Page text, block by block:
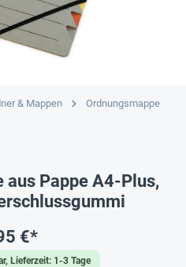
& Mappen Ordnungsmappe
Pappe A4-Plus,
Lieferzeit: 1-3 Tage
€*